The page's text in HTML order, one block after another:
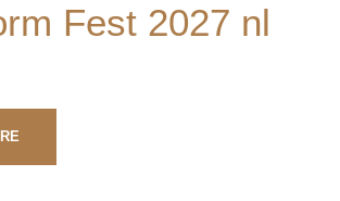
Fest 2027 nl